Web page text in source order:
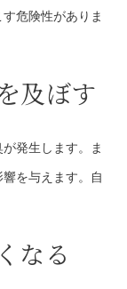
危険性がありま
及ぼす
発生します。ま
を与えます。自
なる